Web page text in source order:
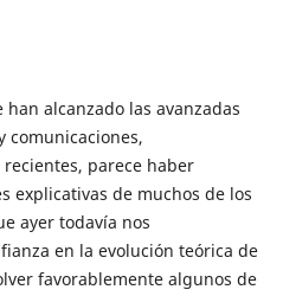
alcanzado las avanzadas
comunicaciones,
parece haber
explicativas de muchos de los
ayer todavía nos
en la evolución teórica de
favorablemente algunos de